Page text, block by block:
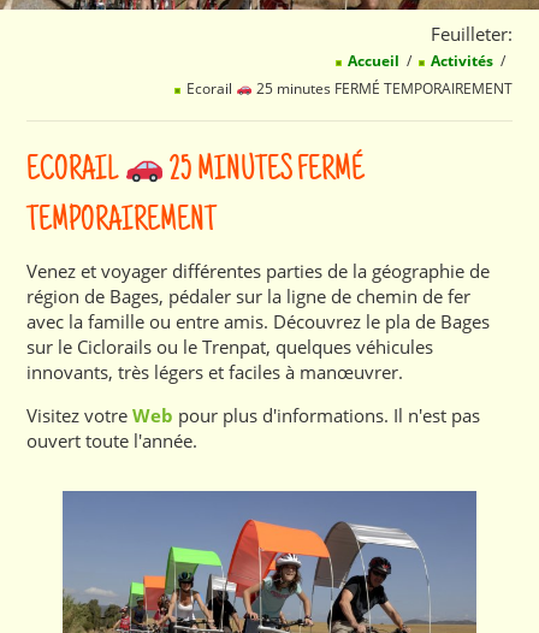
Feuilleter:
Accueil
Activités
Ecorail
25 minutes FERMÉ TEMPORAIREMENT
ECORAIL
25 MINUTES FERMÉ
TEMPORAIREMENT
Venez et voyager différentes parties de la géographie de
région de Bages, pédaler sur la ligne de chemin de fer
avec la famille ou entre amis. Découvrez le pla de Bages
sur le Ciclorails ou le Trenpat, quelques véhicules
innovants, très légers et faciles à manœuvrer.
Visitez votreWeb pour plus d'informations. Il n'est pas
ouvert toute l'année.